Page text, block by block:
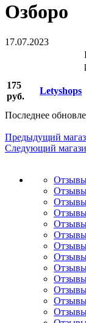
Озборо
17.07.2023
175
руб.
Letyshops
Последнее
Предыдущий
Следующий